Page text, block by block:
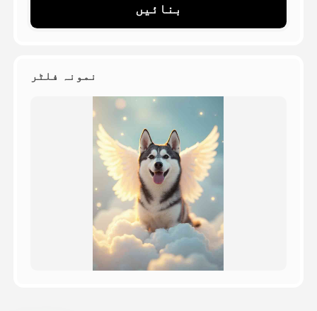
بلاگ
بنائیں
نمونہ فلٹر